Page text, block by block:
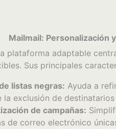
Mailmail: Personalización
plataforma adaptable
Sus principales
listas negras: Ayuda a
la exclusión de
de campañas:
de correo electrónico